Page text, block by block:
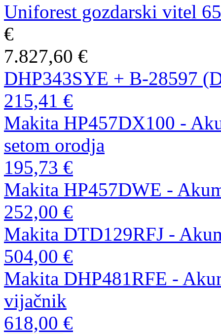
Uniforest gozdarski vitel
€
7.827,60 €
DHP343SYE + B-28597
215,41 €
Makita HP457DX100 -
setom orodja
195,73 €
Makita HP457DWE -
252,00 €
Makita DTD129RFJ -
504,00 €
Makita DHP481RFE -
vijačnik
618,00 €